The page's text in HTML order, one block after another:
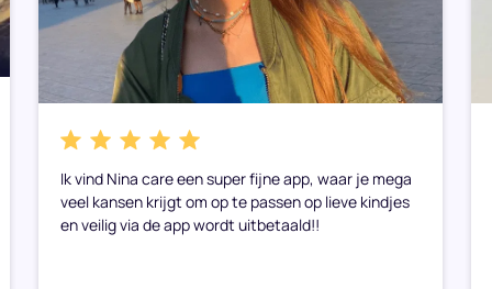
Ik vind Nina care een super fijne app, waar je mega
veel kansen krijgt om op te passen op lieve kindjes
en veilig via de app wordt uitbetaald!!